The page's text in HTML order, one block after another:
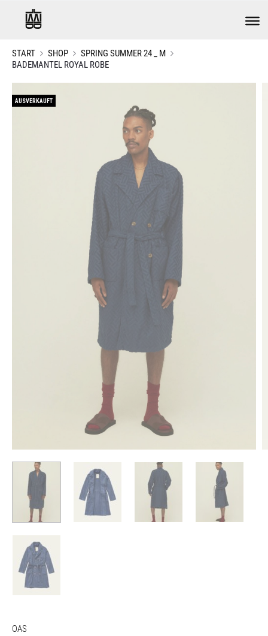
START SHOP
SPRING SUMMER 24 _ M
BADEMANTEL ROYAL ROBE
AUSVERKAUFT
OAS